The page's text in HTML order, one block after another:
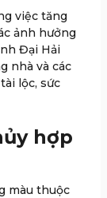
việc tăng
ảnh hưởng
Đại Hải
nhà và các
lộc, sức
hợp
màu thuộc